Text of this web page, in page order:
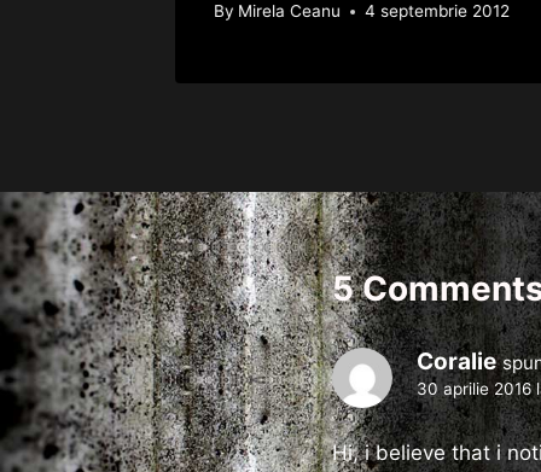
By Mirela Ceanu 4 septembrie 2012
5
Coralie
30 aprilie 2016
Hi, i believe that i